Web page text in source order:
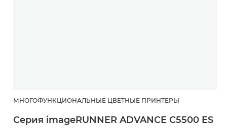
МНОГОФУНКЦИОНАЛЬНЫЕ ЦВЕТНЫЕ ПРИНТЕРЫ
Серия imageRUNNER ADVANCE C5500 ES